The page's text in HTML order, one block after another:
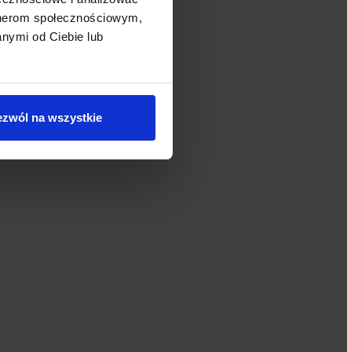
społecznościowym,
od Ciebie lub
na wszystkie